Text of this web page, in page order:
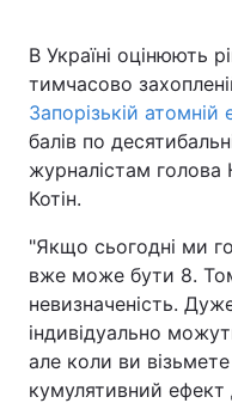
Україна
Економіка
Техно і зв'язок
Здоров'я
Цікавинки
В Україні оцінюють
тимчасово
Запорізькій атомній
балів по
журналістам
Котін.
"Якщо сьогодні ми
вже може бути 8.
невизначеність.
індивідуально
але коли ви
кумулятивний ефект